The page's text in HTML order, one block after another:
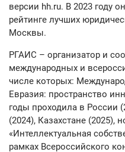
версии hh.ru. В 2023 году
рейтинге лучших
Москвы.
РГАИС – организатор и
международных и
числе которых:
Евразия: пространство
годы проходила в России
(2024), Казахстане (2025),
«Интеллектуальная
рамках Всероссийского